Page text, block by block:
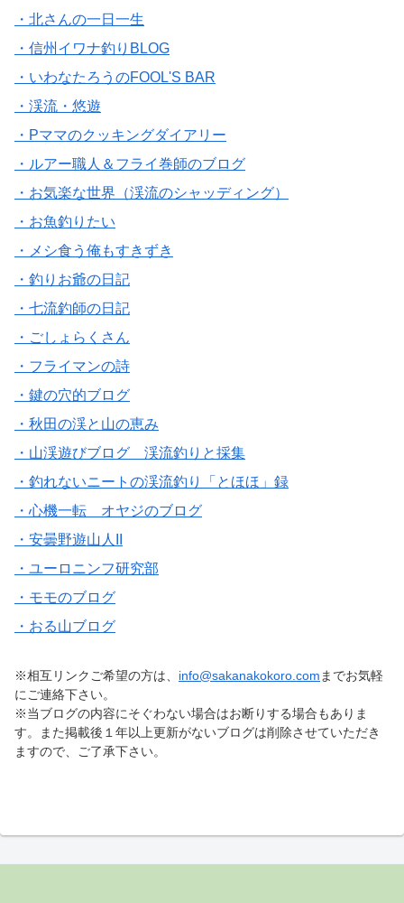
・北さんの一日一生
・信州イワナ釣りBLOG
・いわなたろうのFOOL'S BAR
・渓流・悠遊
・Pママのクッキングダイアリー
・ルアー職人＆フライ巻師のブログ
・お気楽な世界（渓流のシャッディング）
・お魚釣りたい
・メシ食う俺もすきずき
・釣りお爺の日記
・七流釣師の日記
・ごしょらくさん
・フライマンの詩
・鍵の穴的ブログ
・秋田の渓と山の恵み
・山渓遊びブログ 渓流釣りと採集
・釣れないニートの渓流釣り「とほほ」録
・心機一転 オヤジのブログ
・安曇野遊山人II
・ユーロニンフ研究部
・モモのブログ
・おる山ブログ
※相互リンクご希望の方は、 info@sakanakokoro.com までお気軽
にご連絡下さい。
※当ブログの内容にそぐわない場合はお断りする場合もありま
す。また掲載後１年以上更新がないブログは削除させていただき
ますので、ご了承下さい。